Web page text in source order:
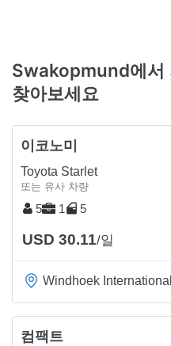
Swakopmund에서
찾아보세요
이코노미
Toyota Starlet
또는 유사 차량
5 1 5
USD 30.11/일
Windhoek
컴팩트